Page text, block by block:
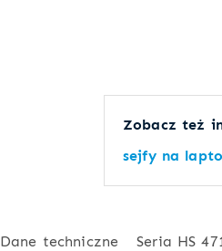
Zobacz też
sejfy na
Dane techniczne Seria HS